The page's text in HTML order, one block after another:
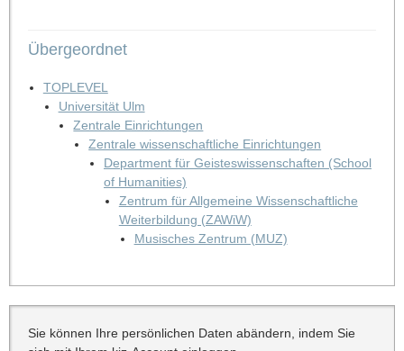
Übergeordnet
TOPLEVEL
Universität Ulm
Zentrale Einrichtungen
Zentrale wissenschaftliche Einrichtungen
Department für Geisteswissenschaften (School
of Humanities)
Zentrum für Allgemeine Wissenschaftliche
Weiterbildung (ZAWiW)
Musisches Zentrum (MUZ)
Sie können Ihre persönlichen Daten abändern, indem Sie